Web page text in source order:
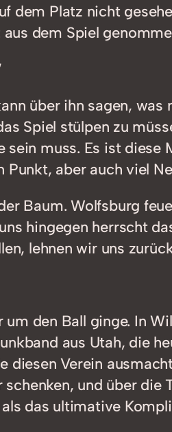
dem Platz nicht
dem Spiel
über ihn sagen,
Spiel stülpen zu
muss. Es ist
Punkt, aber auch viel
Baum. Wolfsburg
hingegen herrscht
lehnen wir uns
um den Ball ginge. In
aus Utah, die
Verein
und über
das ultimative